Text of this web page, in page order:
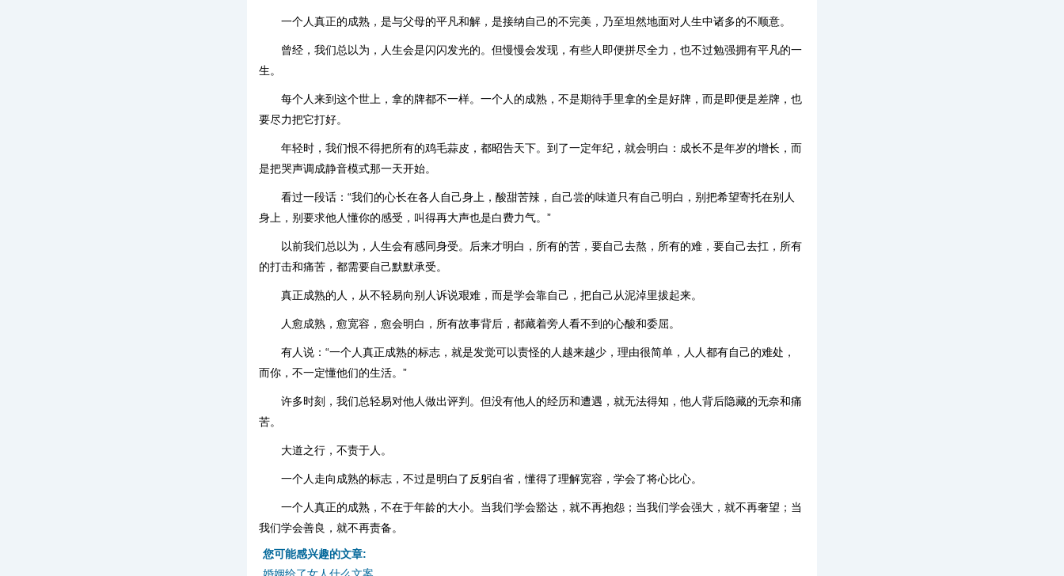
一个人真正的成熟，是与父母的平凡和解，是接纳自己的不完美，乃至坦然地面对人生中诸多的不顺意。
曾经，我们总以为，人生会是闪闪发光的。但慢慢会发现，有些人即便拼尽全力，也不过勉强拥有平凡的一
生。
每个人来到这个世上，拿的牌都不一样。一个人的成熟，不是期待手里拿的全是好牌，而是即便是差牌，也
要尽力把它打好。
年轻时，我们恨不得把所有的鸡毛蒜皮，都昭告天下。到了一定年纪，就会明白：成长不是年岁的增长，而
是把哭声调成静音模式那一天开始。
看过一段话：“我们的心长在各人自己身上，酸甜苦辣，自己尝的味道只有自己明白，别把希望寄托在别人
身上，别要求他人懂你的感受，叫得再大声也是白费力气。”
以前我们总以为，人生会有感同身受。后来才明白，所有的苦，要自己去熬，所有的难，要自己去扛，所有
的打击和痛苦，都需要自己默默承受。
真正成熟的人，从不轻易向别人诉说艰难，而是学会靠自己，把自己从泥淖里拔起来。
人愈成熟，愈宽容，愈会明白，所有故事背后，都藏着旁人看不到的心酸和委屈。
有人说：“一个人真正成熟的标志，就是发觉可以责怪的人越来越少，理由很简单，人人都有自己的难处，
而你，不一定懂他们的生活。”
许多时刻，我们总轻易对他人做出评判。但没有他人的经历和遭遇，就无法得知，他人背后隐藏的无奈和痛
苦。
大道之行，不责于人。
一个人走向成熟的标志，不过是明白了反躬自省，懂得了理解宽容，学会了将心比心。
一个人真正的成熟，不在于年龄的大小。当我们学会豁达，就不再抱怨；当我们学会强大，就不再奢望；当
我们学会善良，就不再责备。
您可能感兴趣的文章: